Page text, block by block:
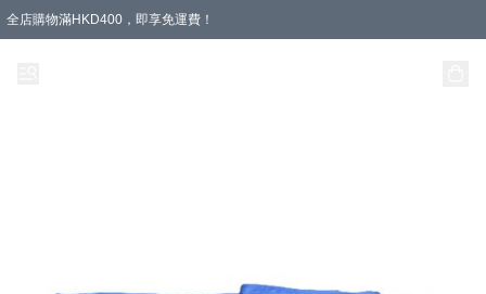
全店購物滿HKD400，即享免運費！